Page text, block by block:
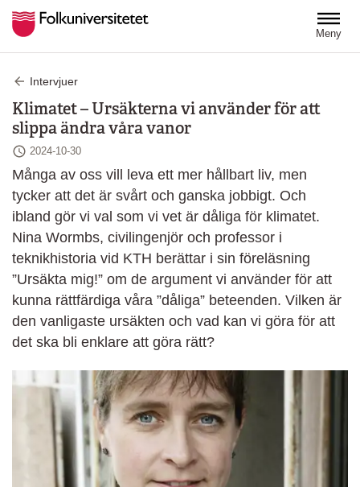
Meny
Intervjuer
Klimatet – Ursäkterna vi använder för att
slippa ändra våra vanor
Senast ändrad
2024-10-30
Många av oss vill leva ett mer hållbart liv, men
tycker att det är svårt och ganska jobbigt. Och
ibland gör vi val som vi vet är dåliga för klimatet.
Nina Wormbs, civilingenjör och professor i
teknikhistoria vid KTH berättar i sin föreläsning
”Ursäkta mig!” om de argument vi använder för att
kunna rättfärdiga våra ”dåliga” beteenden. Vilken är
den vanligaste ursäkten och vad kan vi göra för att
det ska bli enklare att göra rätt?